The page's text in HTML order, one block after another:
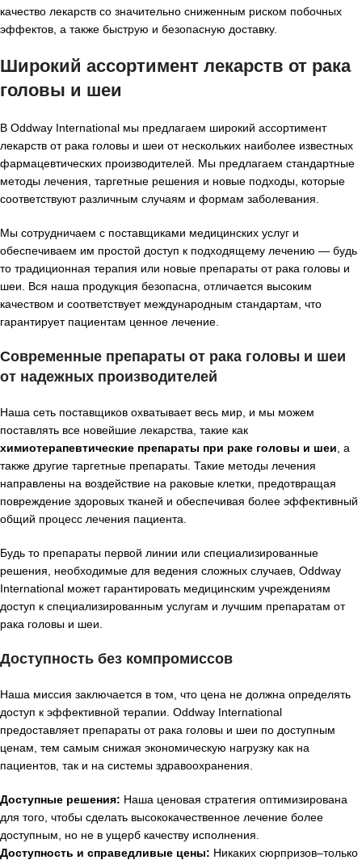
качество лекарств со значительно сниженным риском побочных
эффектов, а также быструю и безопасную доставку.
Широкий ассортимент лекарств от рака
головы и шеи
В Oddway International мы предлагаем широкий ассортимент
лекарств от рака головы и шеи от нескольких наиболее известных
фармацевтических производителей. Мы предлагаем стандартные
методы лечения, таргетные решения и новые подходы, которые
соответствуют различным случаям и формам заболевания.
Мы сотрудничаем с поставщиками медицинских услуг и
обеспечиваем им простой доступ к подходящему лечению — будь
то традиционная терапия или новые препараты от рака головы и
шеи. Вся наша продукция безопасна, отличается высоким
качеством и соответствует международным стандартам, что
гарантирует пациентам ценное лечение.
Современные препараты от рака головы и шеи
от надежных производителей
Наша сеть поставщиков охватывает весь мир, и мы можем
поставлять все новейшие лекарства, такие как
химиотерапевтические препараты при раке головы и шеи , а
также другие таргетные препараты. Такие методы лечения
направлены на воздействие на раковые клетки, предотвращая
повреждение здоровых тканей и обеспечивая более эффективный
общий процесс лечения пациента.
Будь то препараты первой линии или специализированные
решения, необходимые для ведения сложных случаев, Oddway
International может гарантировать медицинским учреждениям
доступ к специализированным услугам и лучшим препаратам от
рака головы и шеи.
Доступность без компромиссов
Наша миссия заключается в том, что цена не должна определять
доступ к эффективной терапии. Oddway International
предоставляет препараты от рака головы и шеи по доступным
ценам, тем самым снижая экономическую нагрузку как на
пациентов, так и на системы здравоохранения.
Доступные решения: Наша ценовая стратегия оптимизирована
для того, чтобы сделать высококачественное лечение более
доступным, но не в ущерб качеству исполнения.
Доступность и справедливые цены: Никаких сюрпризов–только